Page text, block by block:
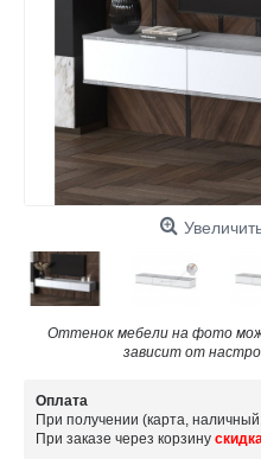
Оттенок мебели на фото
зависит от
Оплата
При получении (карта,
При заказе через корзину